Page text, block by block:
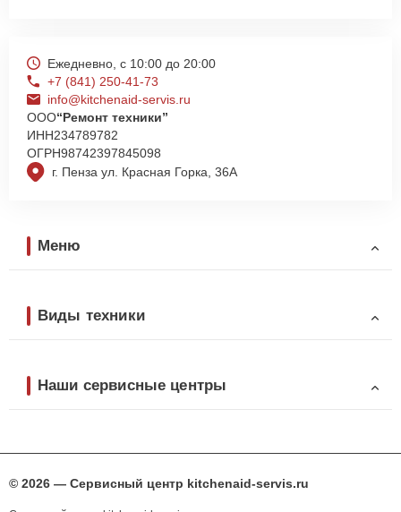
г. Пенза ул. Красная Горка, 36А
Ежедневно, с 10:00 до 20:00
+7 (841) 250-41-73
info@kitchenaid-servis.ru
ООО“Ремонт техники”
ИНН234789782
ОГРН98742397845098
Меню
Виды техники
Наши сервисные центры
© 2026 — Сервисный центр kitchenaid-servis.ru